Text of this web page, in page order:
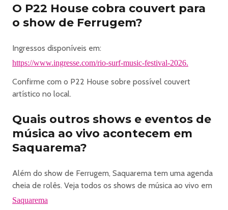
incomparável.
📍 Avenida Saquarema, 1.061
Um cenário perfeito para curtir cada momento com
conforto e estilo.
⸻
🥂 CAMAROTES EXCLUSIVOS
Para quem busca uma experiência ainda mais premium,
📲 Reservas via WhatsApp: (21) 99501-8505
⸻
📲 FIQUE CONECTADO
Acompanhe todas as novidades, atrações e conteúdos
exclusivos:
Instagram: @riosurfmusicfestival
🔞 CLASSIFICAÇÃO: 18 ANOS
O P22 House cobra couvert para
o show de Ferrugem?
Ingressos disponíveis em:
https://www.ingresse.com/rio-surf-music-festival-2026.
Confirme com o P22 House sobre possível couvert
artístico no local.
Quais outros shows e eventos de
música ao vivo acontecem em
Saquarema?
Além do show de Ferrugem, Saquarema tem uma agenda
cheia de rolês. Veja todos os shows de música ao vivo em
Saquarema